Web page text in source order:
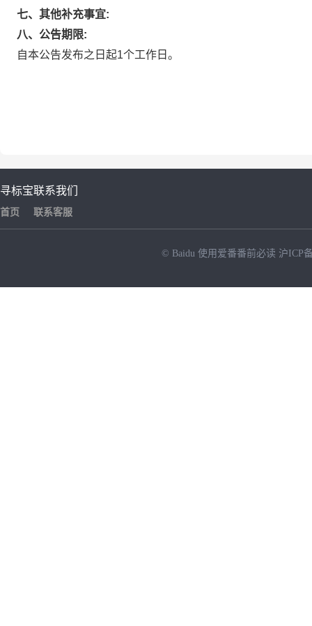
七、其他补充事宜:
八、公告期限:
自本公告发布之日起1个工作日。
寻标宝
首页
联系我们
联系客服
© Baidu 使用爱番番前必读 沪ICP